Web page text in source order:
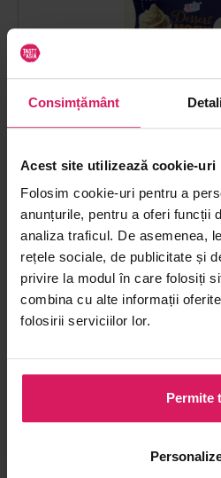
Consimțământ
Acest site utilizează cookie-uri
Folosim cookie-uri pentru a
anunțurile, pentru a oferi funcții
analiza traficul. De asemenea,
rețele sociale, de publicitate și
privire la modul în care folosiți
combina cu alte informații
folosirii serviciilor lor.
Permite
Desert cu textură elastică, gata
sau cafea
10 lei | 1550 lei